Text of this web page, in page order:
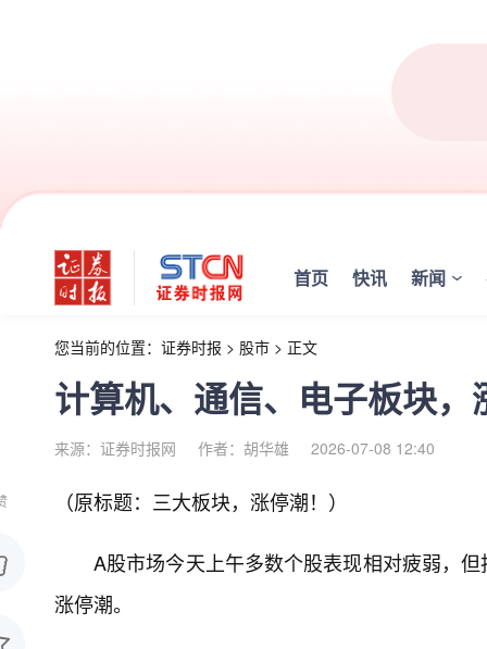
首页 快讯 新闻
您当前的位置： 证券时报 > 股市 > 正文
计算机、通信、电子板块，
来源：证券时报网 作者：胡华雄 2026-07-08 12:40
（原标题：三大板块，涨停潮！）
A股市场今天上午多数个股表现相对疲弱，
涨停潮。